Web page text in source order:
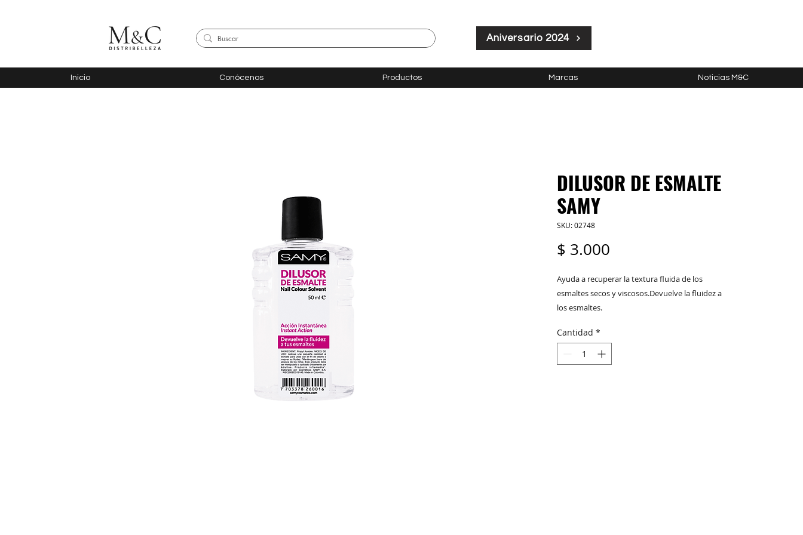
Aniversario 2024
Inicio Conócenos Productos Marcas Noticias M&C
DILUSOR DE ESMALTE
SAMY
SKU: 02748
$ 3.000
Ayuda a recuperar la textura fluida de los
esmaltes secos y viscosos.Devuelve la fluidez a
los esmaltes.
Cantidad *